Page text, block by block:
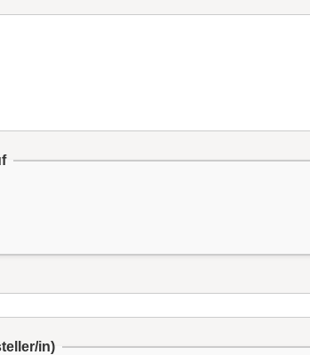
r (Antragsteller/in)